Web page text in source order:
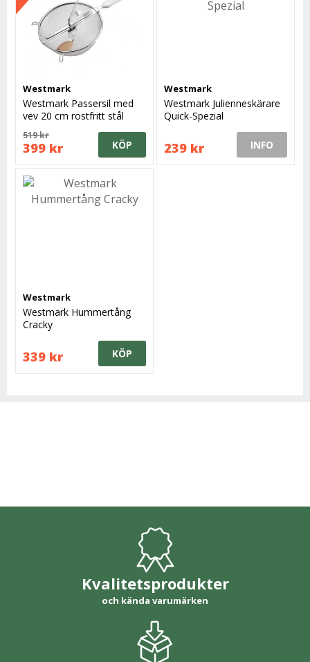
Westmark
Westmark Passersil med
vev 20 cm rostfritt stål
519 kr
399 kr KÖP
Westmark
Westmark Julienneskärare
Quick-Spezial
239 kr INFO
Westmark
Westmark Hummertång
Cracky
339 kr KÖP
Kvalitetsprodukter
och kända varumärken